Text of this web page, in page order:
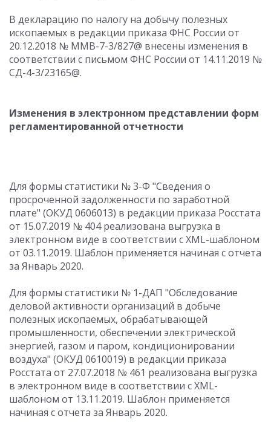
В декларацию по налогу на добычу полезных
ископаемых в редакции приказа ФНС России от
20.12.2018 № ММВ-7-3/827@ внесены изменения в
соответствии с письмом ФНС России от 14.11.2019 №
СД-4-3/23165@.
Изменения в электронном представлении форм
регламентированной отчетности
Для формы статистики № 3-Ф "Сведения о
просроченной задолженности по заработной
плате" (ОКУД 0606013) в редакции приказа Росстата
от 15.07.2019 № 404 реализована выгрузка в
электронном виде в соответствии с XML-шаблоном
от 03.11.2019. Шаблон применяется начиная с отчета
за Январь 2020.
Для формы статистики № 1-ДАП "Обследование
деловой активности организаций в добыче
полезных ископаемых, обрабатывающей
промышленности, обеспечении электрической
энергией, газом и паром, кондиционировании
воздуха" (ОКУД 0610019) в редакции приказа
Росстата от 27.07.2018 № 461 реализована выгрузка
в электронном виде в соответствии с XML-
шаблоном от 13.11.2019. Шаблон применяется
начиная с отчета за Январь 2020.